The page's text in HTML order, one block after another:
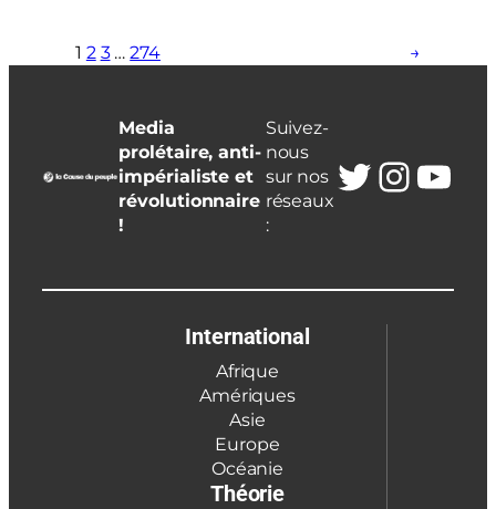
1 2 3 … 274 →
Media
prolétaire, anti-
impérialiste et
révolutionnaire
!
Suivez-
nous
sur nos
réseaux
:
Twitter
International
Afrique
Amériques
Asie
Europe
Océanie
Théorie